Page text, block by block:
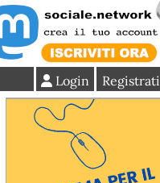
Registrati
Login